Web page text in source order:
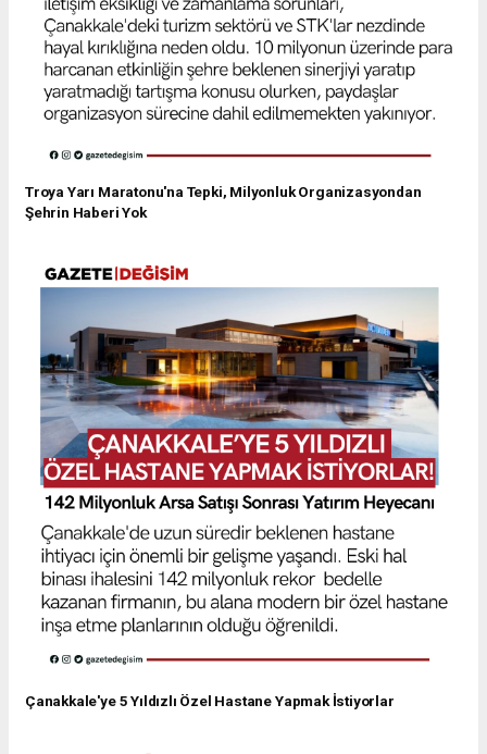
Troya Yarı Maratonu'na Tepki, Milyonluk Organizasyondan
Şehrin Haberi Yok
Çanakkale'ye 5 Yıldızlı Özel Hastane Yapmak İstiyorlar